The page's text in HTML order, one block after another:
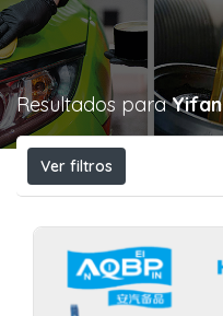
Resultados paraYifan
Ver filtros